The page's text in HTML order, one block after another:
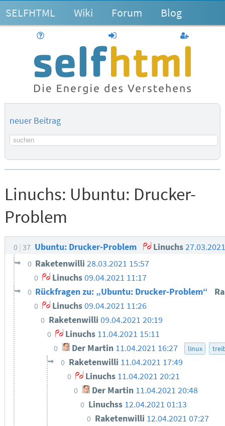
SELFHTML Wiki Forum Blog
anmelden
neuer Beitrag
Suchbegriff
Linuchs: Ubuntu: Drucker-
Problem
0 37 Ubuntu: Drucker-Problem Linuchs
0 Raketenwilli28.03.2021 15:57
0 Linuchs 09.04.2021 11:17
0 Rückfragen zu: „Ubuntu: Drucker-Problem“
0 Linuchs 09.04.2021 11:26
0 Raketenwilli 09.04.2021 20:19
0 Linuchs 11.04.2021 15:11
0 Der Martin 11.04.2021 16:27 linux
0 Raketenwilli 11.04.2021 17:49
0 Linuchs 11.04.2021 20:21
0 Der Martin 11.04.2021 20:48
0 Linuchss 12.04.2021 01:13
0 Raketenwilli 12.04.2021 07:27